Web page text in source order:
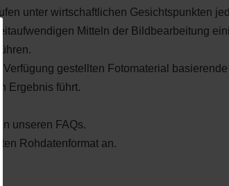
unter wirtschaftlichen Gesichtspunkten
Mitteln der Bildbearbeitung
gestellten Fotomaterial
Ergebnis führt.
unseren FAQs.
Rohdatenformat an.